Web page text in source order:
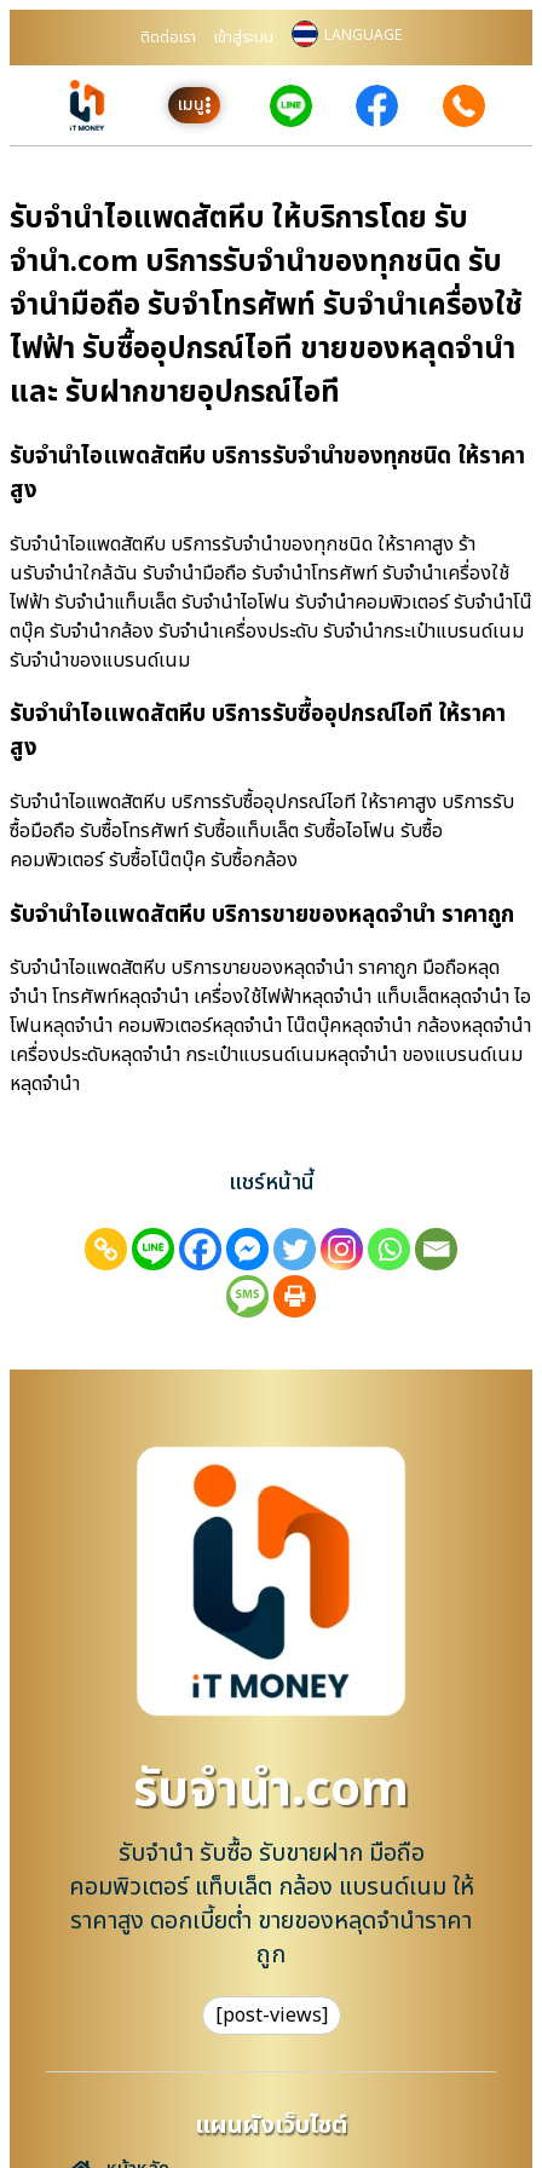
ติดต่อเรา เข้าสู่ระบบ LANGUAGE
เมนู
รับจำนำไอแพดสัตหีบ ให้บริการโดย รับ
จํานํา.com บริการรับจำนำของทุกชนิด รับ
จำนำมือถือ รับจำโทรศัพท์ รับจำนำเครื่องใช้
ไฟฟ้า รับซื้ออุปกรณ์ไอที ขายของหลุดจำนำ
และ รับฝากขายอุปกรณ์ไอที
รับจำนำไอแพดสัตหีบ บริการรับจำนำของทุกชนิด ให้ราคา
สูง
รับจำนำไอแพดสัตหีบ บริการรับจำนำของทุกชนิด ให้ราคาสูง ร้า
นรับจํานําใกล้ฉัน รับจำนำมือถือ รับจำนำโทรศัพท์ รับจำนำเครื่องใช้
ไฟฟ้า รับจำนำแท็บเล็ต รับจำนำไอโฟน รับจำนำคอมพิวเตอร์ รับจำนำโน๊
ตบุ๊ค รับจำนำกล้อง รับจำนำเครื่องประดับ รับจำนำกระเป๋าแบรนด์เนม
รับจำนำของแบรนด์เนม
รับจำนำไอแพดสัตหีบ บริการรับซื้ออุปกรณ์ไอที ให้ราคา
สูง
รับจำนำไอแพดสัตหีบ บริการรับซื้ออุปกรณ์ไอที ให้ราคาสูง บริการรับ
ซื้อมือถือ รับซื้อโทรศัพท์ รับซื้อแท็บเล็ต รับซื้อไอโฟน รับซื้อ
คอมพิวเตอร์ รับซื้อโน๊ตบุ๊ค รับซื้อกล้อง
รับจำนำไอแพดสัตหีบ บริการขายของหลุดจำนำ ราคาถูก
รับจำนำไอแพดสัตหีบ บริการขายของหลุดจำนำ ราคาถูก มือถือหลุด
จำนำ โทรศัพท์หลุดจำนำ เครื่องใช้ไฟฟ้าหลุดจำนำ แท็บเล็ตหลุดจำนำ ไอ
โฟนหลุดจำนำ คอมพิวเตอร์หลุดจำนำ โน๊ตบุ๊คหลุดจำนำ กล้องหลุดจำนำ
เครื่องประดับหลุดจำนำ กระเป๋าแบรนด์เนมหลุดจำนำ ของแบรนด์เนม
หลุดจำนำ
แชร์หน้านี้
รับจํานํา.com
รับจำนำ รับซื้อ รับขายฝาก มือถือ
คอมพิวเตอร์ แท็บเล็ต กล้อง แบรนด์เนม ให้
ราคาสูง ดอกเบี้ยต่ำ ขายของหลุดจำนำราคา
ถูก
[post-views]
แผนผังเว็บไซต์